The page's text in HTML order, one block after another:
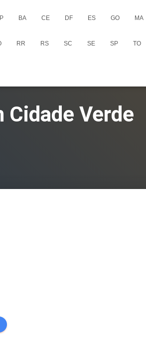
BA CE DF ES GO MA
RR RS SC SE SP TO
Cidade Verde